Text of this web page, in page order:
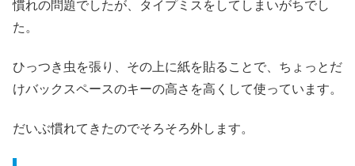
慣れの問題でしたが、タイプミスをしてしまいがちでし
た。
ひっつき虫を張り、その上に紙を貼ることで、ちょっとだ
けバックスペースのキーの高さを高くして使っています。
だいぶ慣れてきたのでそろそろ外します。